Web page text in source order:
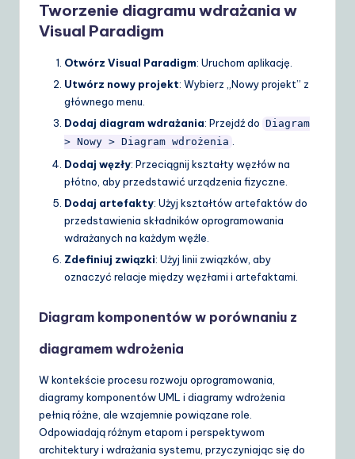
Tworzenie diagramu wdrażania w
Visual Paradigm
Otwórz Visual Paradigm: Uruchom aplikację.
Utwórz nowy projekt: Wybierz „Nowy projekt” z
głównego menu.
Dodaj diagram wdrażania: Przejdź do Diagram
> Nowy > Diagram wdrożenia .
Dodaj węzły: Przeciągnij kształty węzłów na
płótno, aby przedstawić urządzenia fizyczne.
Dodaj artefakty: Użyj kształtów artefaktów do
przedstawienia składników oprogramowania
wdrażanych na każdym węźle.
Zdefiniuj związki: Użyj linii związków, aby
oznaczyć relacje między węzłami i artefaktami.
Diagram komponentów w porównaniu z
diagramem wdrożenia
W kontekście procesu rozwoju oprogramowania,
diagramy komponentów UML i diagramy wdrożenia
pełnią różne, ale wzajemnie powiązane role.
Odpowiadają różnym etapom i perspektywom
architektury i wdrażania systemu, przyczyniając się do